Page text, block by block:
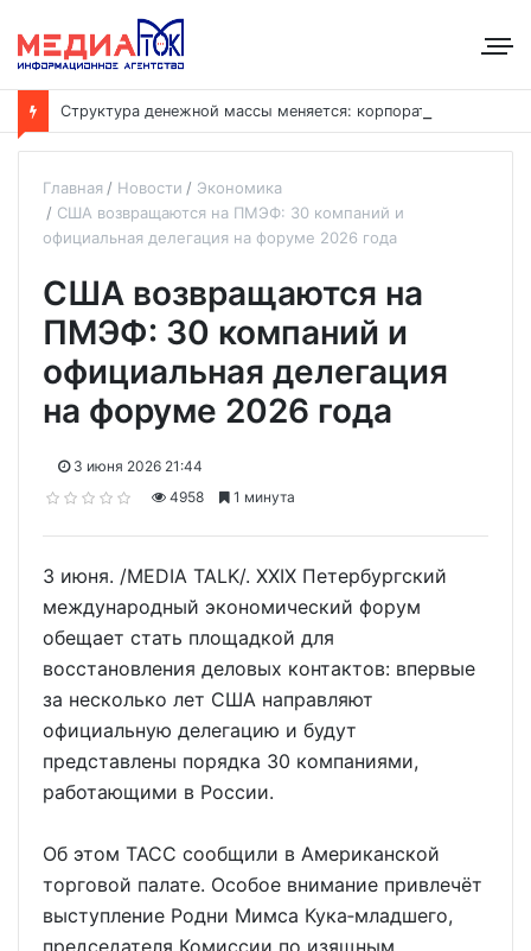
Главная Новости
Экономика
США возвращаются на ПМЭФ: 30 компаний и
официальная делегация на форуме 2026 года
США возвращаются на
ПМЭФ: 30 компаний и
официальная делегация
на форуме 2026 года
3 июня 2026 21:44
4958
1 минута
3 июня. /MEDIA TALK/. XXIX Петербургский
международный экономический форум
обещает стать площадкой для
восстановления деловых контактов: впервые
за несколько лет США направляют
официальную делегацию и будут
представлены порядка 30 компаниями,
работающими в России.
Об этом ТАСС сообщили в Американской
торговой палате. Особое внимание привлечёт
выступление Родни Мимса Кука‑младшего,